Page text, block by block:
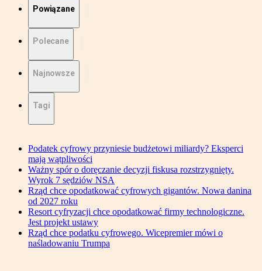
Powiązane
Polecane
Najnowsze
Tagi
Podatek cyfrowy przyniesie budżetowi miliardy? Eksperci
mają wątpliwości
Ważny spór o doręczanie decyzji fiskusa rozstrzygnięty.
Wyrok 7 sędziów NSA
Rząd chce opodatkować cyfrowych gigantów. Nowa danina
od 2027 roku
Resort cyfryzacji chce opodatkować firmy technologiczne.
Jest projekt ustawy
Rząd chce podatku cyfrowego. Wicepremier mówi o
naśladowaniu Trumpa